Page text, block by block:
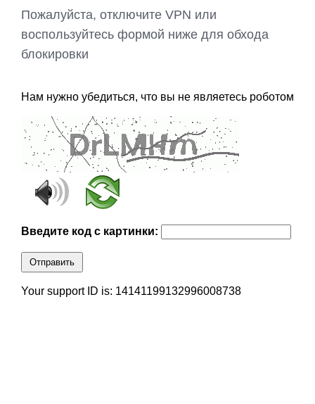
Пожалуйста, отключите VPN или
воспользуйтесь формой ниже для обхода
блокировки
Нам нужно убедиться, что вы не являетесь роботом
Введите код с картинки:
Отправить
Your support ID is: 14141199132996008738